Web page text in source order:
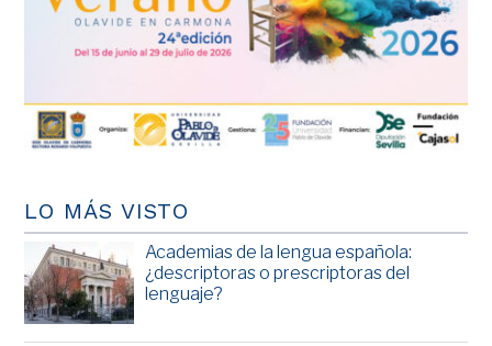
LO MÁS VISTO
Academias de la lengua española:
¿descriptoras o prescriptoras del
lenguaje?